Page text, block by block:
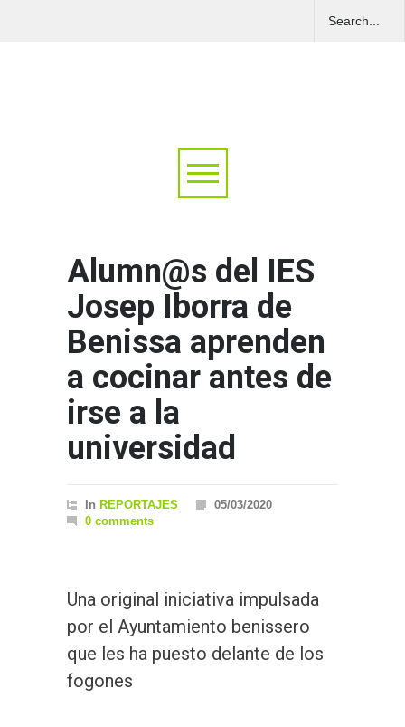
Alumn@s del IES
Josep Iborra de
Benissa aprenden
a cocinar antes de
irse a la
universidad
In REPORTAJES
05/03/2020
0 comments
Una original iniciativa impulsada
por el Ayuntamiento benissero
que les ha puesto delante de los
fogones